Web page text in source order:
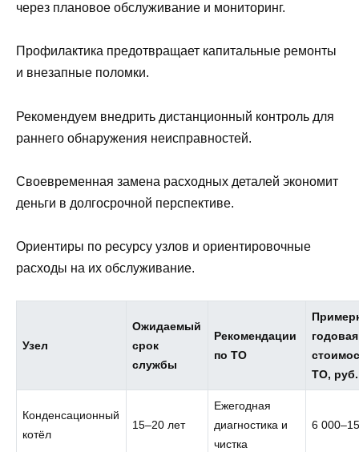
через плановое обслуживание и мониторинг.
Профилактика предотвращает капитальные ремонты
и внезапные поломки.
Рекомендуем внедрить дистанционный контроль для
раннего обнаружения неисправностей.
Своевременная замена расходных деталей экономит
деньги в долгосрочной перспективе.
Ориентиры по ресурсу узлов и ориентировочные
расходы на их обслуживание.
Узел
Ожидаемый
срок
службы
Рекомендации
по ТО
годовая
ТО, руб.
Конденсационный
котёл
15–20 лет
Ежегодная
диагностика и
чистка
6